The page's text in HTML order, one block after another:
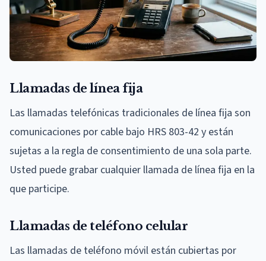
Llamadas de línea fija
Las llamadas telefónicas tradicionales de línea fija son
comunicaciones por cable bajo HRS 803-42 y están
sujetas a la regla de consentimiento de una sola parte.
Usted puede grabar cualquier llamada de línea fija en la
que participe.
Llamadas de teléfono celular
Las llamadas de teléfono móvil están cubiertas por